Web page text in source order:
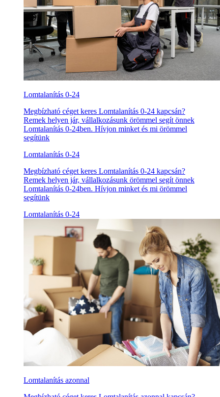
Lomtalanítás 0-24
Megbízható céget keres Lomtalanítás 0-24 kapcsán?
Remek helyen jár, vállalkozásunk örömmel segít önnek
Lomtalanítás 0-24ben. Hívjon minket és mi örömmel
segítünk
Lomtalanítás 0-24
Megbízható céget keres Lomtalanítás 0-24 kapcsán?
Remek helyen jár, vállalkozásunk örömmel segít önnek
Lomtalanítás 0-24ben. Hívjon minket és mi örömmel
segítünk
Lomtalanítás 0-24
Lomtalanítás azonnal